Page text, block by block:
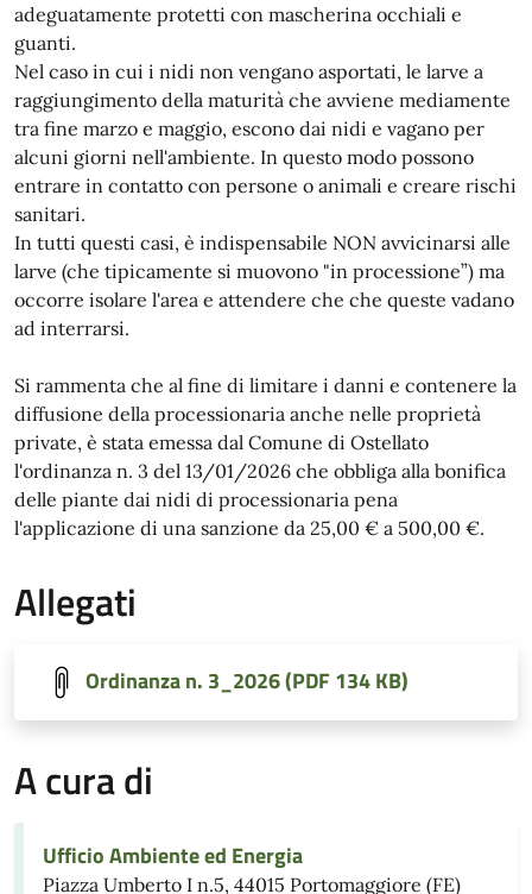
adeguatamente protetti con mascherina occhiali e
guanti.
Nel caso in cui i nidi non vengano asportati, le larve a
raggiungimento della maturità che avviene mediamente
tra fine marzo e maggio, escono dai nidi e vagano per
alcuni giorni nell'ambiente. In questo modo possono
entrare in contatto con persone o animali e creare rischi
sanitari.
In tutti questi casi, è indispensabile NON avvicinarsi alle
larve (che tipicamente si muovono "in processione”) ma
occorre isolare l'area e attendere che che queste vadano
ad interrarsi.
Si rammenta che al fine di limitare i danni e contenere la
diffusione della processionaria anche nelle proprietà
private, è stata emessa dal Comune di Ostellato
l'ordinanza n. 3 del 13/01/2026 che obbliga alla bonifica
delle piante dai nidi di processionaria pena
l'applicazione di una sanzione da 25,00 € a 500,00 €.
Allegati
Ordinanza n. 3_2026 (PDF 134 KB)
A cura di
Ufficio Ambiente ed Energia
Piazza Umberto I n.5, 44015 Portomaggiore (FE)